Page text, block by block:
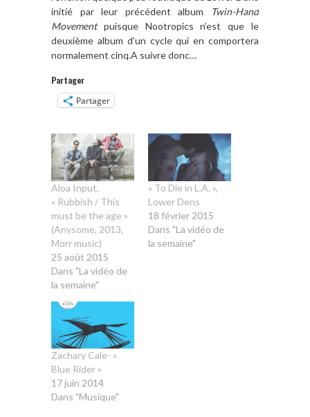
initié par leur précédent album Twin-Hand
Movement puisque Nootropics n’est que le
deuxième album d’un cycle qui en comportera
normalement cinq.A suivre donc…
Partager
Partager
Aloa Input,
« Rubbish / This
must be the age »
(Anysome, 2013,
Morr music)
25 août 2015
Dans "La vidéo de
la semaine"
« To Die in L.A. »,
Lower Dens
18 février 2015
Dans "La vidéo de
la semaine"
Zachary Cale- «
Blue Rider »
17 juin 2014
Dans "Musique"